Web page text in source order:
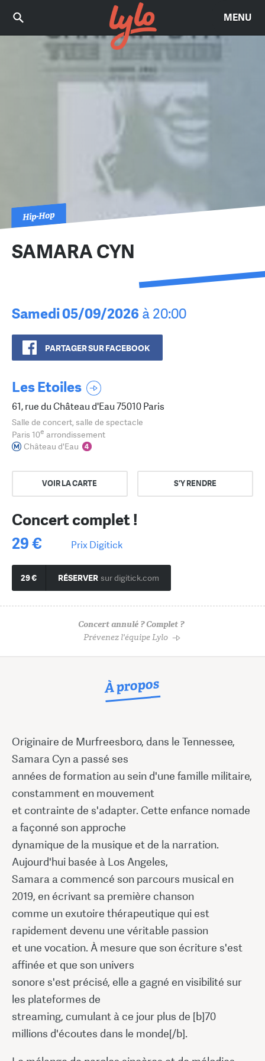
MENU
Hip-Hop
SAMARA CYN
Samedi 05/09/2026 à 20:00
PARTAGER SUR FACEBOOK
Les Etoiles
61, rue du Château d'Eau 75010 Paris
Salle de concert, salle de spectacle
Paris 10e arrondissement
Château d'Eau
VOIR LA CARTE S'Y RENDRE
Concert complet !
29 €
Prix Digitick
29 € RÉSERVER sur digitick.com
Concert annulé ? Complet ?
Prévenez l'équipe Lylo
À propos
Originaire de Murfreesboro, dans le Tennessee,
Samara Cyn a passé ses
années de formation au sein d'une famille militaire,
constamment en mouvement
et contrainte de s'adapter. Cette enfance nomade
a façonné son approche
dynamique de la musique et de la narration.
Aujourd'hui basée à Los Angeles,
Samara a commencé son parcours musical en
2019, en écrivant sa première chanson
comme un exutoire thérapeutique qui est
rapidement devenu une véritable passion
et une vocation. À mesure que son écriture s'est
affinée et que son univers
sonore s'est précisé, elle a gagné en visibilité sur
les plateformes de
streaming, cumulant à ce jour plus de [b]70
millions d'écoutes dans le monde[/b].